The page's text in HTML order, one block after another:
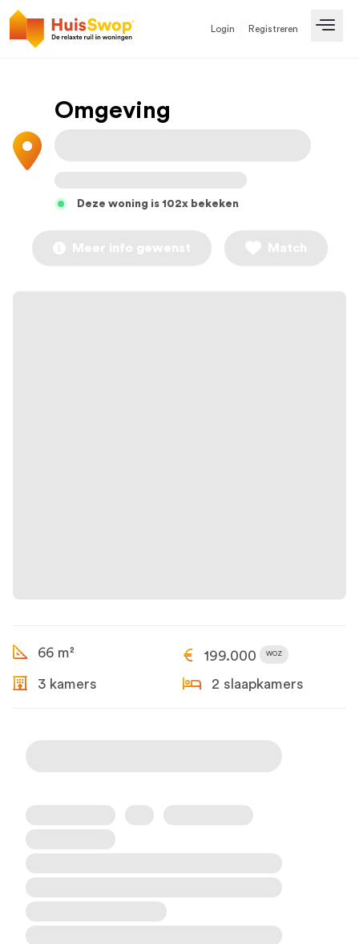
Login Registreren
Omgeving
Deze woning is 102x bekeken
Meer info gewenst Match
66 m² 199.000 WOZ
3 kamers 2 slaapkamers